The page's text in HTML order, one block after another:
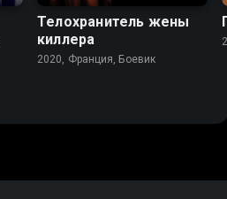
Телохранитель жены
киллера
2020, Франция, Боевик